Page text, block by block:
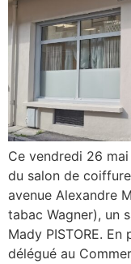
Ce vendredi 26 mai
du salon de
avenue Alexandre
tabac Wagner), un
Mady PISTORE.
délégué au